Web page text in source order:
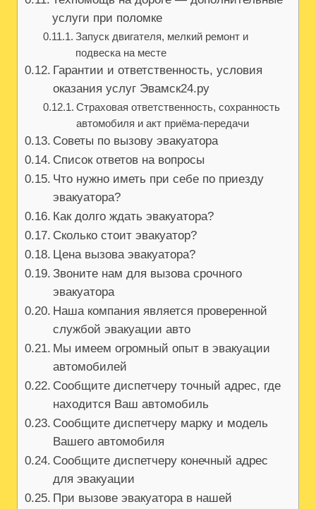
услуги при поломке
Запуск двигателя, мелкий ремонт и
подвеска на месте
Гарантии и ответственность, условия
оказания услуг Эвамск24.ру
Страховая ответственность, сохранность
автомобиля и акт приёма-передачи
Советы по вызову эвакуатора
Список ответов на вопросы
Что нужно иметь при себе по приезду
эвакуатора?
Как долго ждать эвакуатора?
Сколько стоит эвакуатор?
Цена вызова эвакуатора?
Звоните нам для вызова срочного
эвакуатора
Наша компания является проверенной
службой эвакуации авто
Мы имеем огромный опыт в эвакуации
автомобилей
Сообщите диспетчеру точный адрес, где
находится Ваш автомобиль
Сообщите диспетчеру марку и модель
Вашего автомобиля
Сообщите диспетчеру конечный адрес
для эвакуации
При вызове эвакуатора в нашей